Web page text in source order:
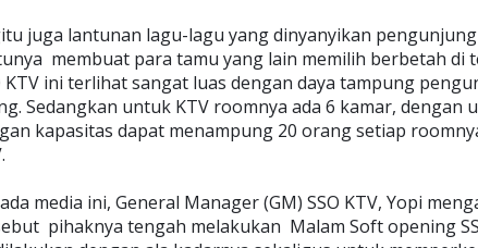
juga lantunan lagu-lagu yang dinyanyikan
membuat para tamu yang lain memilih berbetah di
KTV ini terlihat sangat luas dengan daya tampung
Sedangkan untuk KTV roomnya ada 6 kamar, dengan
kapasitas dapat menampung 20 orang setiap
media ini, General Manager (GM) SSO KTV, Yopi
pihaknya tengah melakukan Malam Soft opening